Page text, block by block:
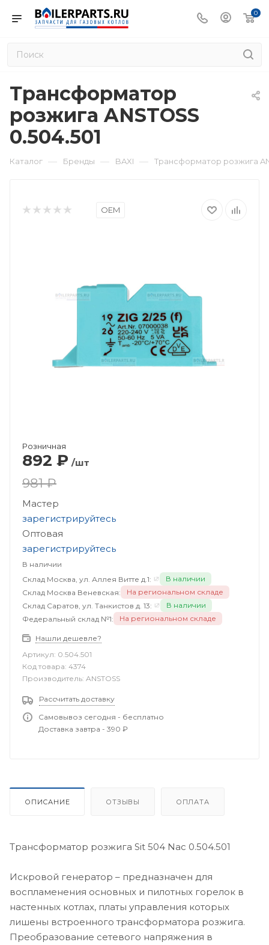
0
Трансформатор
розжига ANSTOSS
0.504.501
Каталог — Бренды — BAXI — Трансформатор розжига
OEM
Розничная
892 ₽ /шт
981 ₽
Мастер
зарегистрируйтесь
Оптовая
зарегистрируйтесь
В наличии
Склад Москва, ул. Аллея Витте д.1:
В наличии
Склад Москва Веневская:
На региональном складе
Склад Саратов, ул. Танкистов д. 13:
В наличии
Федеральный склад №1:
На региональном складе
Нашли дешевле?
Артикул: 0.504.501
Код товара: 4374
Производитель: ANSTOSS
Рассчитать доставку
Самовывоз сегодня - бесплатно
Доставка завтра - 390 ₽
ОПИСАНИЕ ОТЗЫВЫ ОПЛАТА
Трансформатор розжига Sit 504 Nac 0.504.501
Искровой генератор – предназначен для
воспламенения основных и пилотных горелок в
настенных котлах, платы управления которых
лишены встроенного трансформатора розжига.
Преобразование сетевого напряжения в